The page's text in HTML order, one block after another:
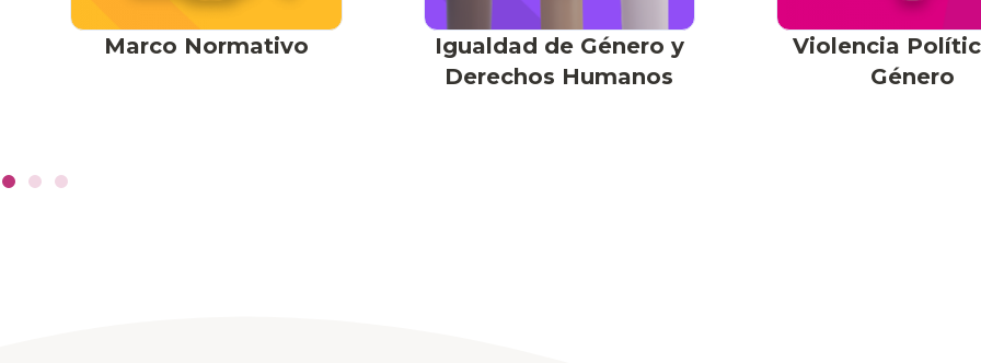
Marco Normativo
Igualdad de Género y
Derechos Humanos
Violencia
Género